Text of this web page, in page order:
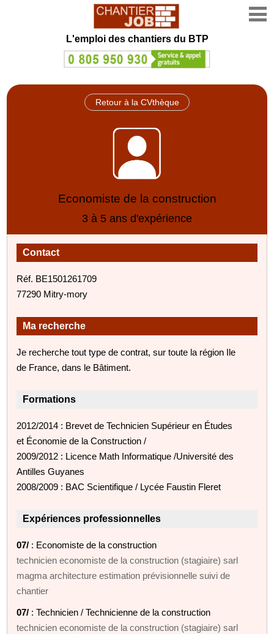
L'emploi des chantiers du BTP
Retour à la CVthèque
Economiste de la construction
3 à 5 ans d'expérience
Contact
Réf. BE1501261709
77290 Mitry-mory
Ma recherche
Je recherche tout type de contrat, sur toute la région Ile
de France, dans le Bâtiment.
Formations
2012/2014 : Brevet de Technicien Supérieur en Études
et Économie de la Construction /
2009/2012 : Licence Math Informatique /Université des
Antilles Guyanes
2008/2009 : BAC Scientifique / Lycée Faustin Fleret
Expériences professionnelles
07/ : Economiste de la construction
technicien economiste de la construction (stagiaire) sarl
magma architecture estimation prévisionnelle suivi de
chantier
07/ : Technicien / Technicienne de la construction
technicien economiste de la construction (stagiaire) sarl